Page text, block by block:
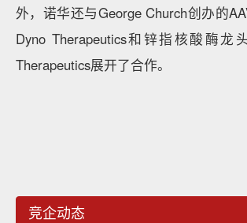
外，诺华还与George Church创办的
Dyno Therapeutics和锌指核酸酶龙
Therapeutics展开了合作。
竞企动态